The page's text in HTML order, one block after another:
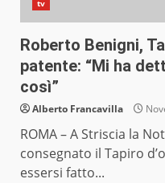
tv
Roberto Benigni,
patente: “Mi ha
così”
Alberto Francavilla
ROMA – A Striscia la
consegnato il Tapiro
essersi fatto...